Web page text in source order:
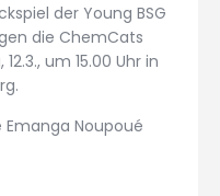
der Young BSG
die ChemCats
um 15.00 Uhr in
Noupoué